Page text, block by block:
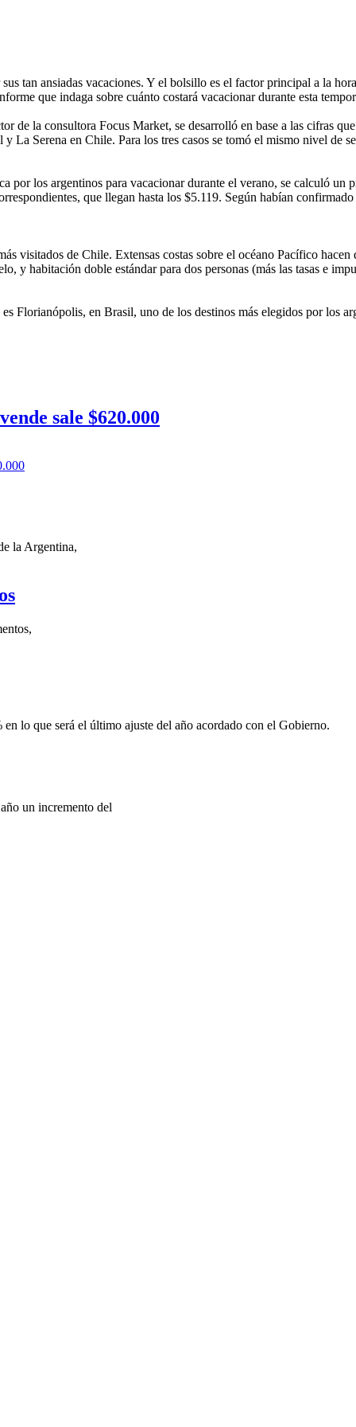
tan ansiadas vacaciones. Y el bolsillo es el factor principal a la
que indaga sobre cuánto costará vacacionar durante esta
de la consultora Focus Market, se desarrolló en base a las cifras
La Serena en Chile. Para los tres casos se tomó el mismo nivel de
por los argentinos para vacacionar durante el verano, se calculó un
que llegan hasta los $5.119. Según habían
visitados de Chile. Extensas costas sobre el océano Pacífico
y habitación doble estándar para dos personas (más las tasas e
Florianópolis, en Brasil, uno de los destinos más elegidos por los
sale $620.000
la Argentina,
lo que será el último ajuste del año acordado con el Gobierno.
un incremento del